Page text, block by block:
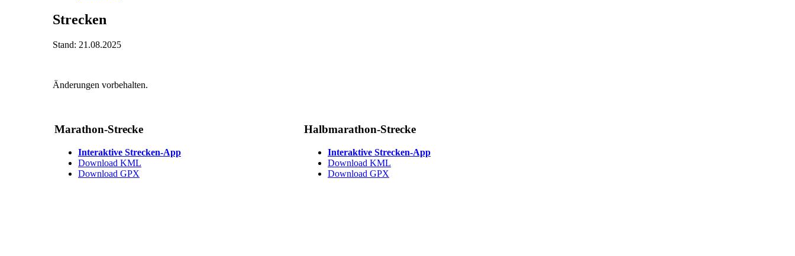
Strecken
Stand: 21.08.2025
Änderungen vorbehalten.
Marathon-Strecke
Interaktive Strecken-App
Download KML
Download GPX
Halbmarathon-Strecke
Interaktive Strecken-App
Download KML
Download GPX